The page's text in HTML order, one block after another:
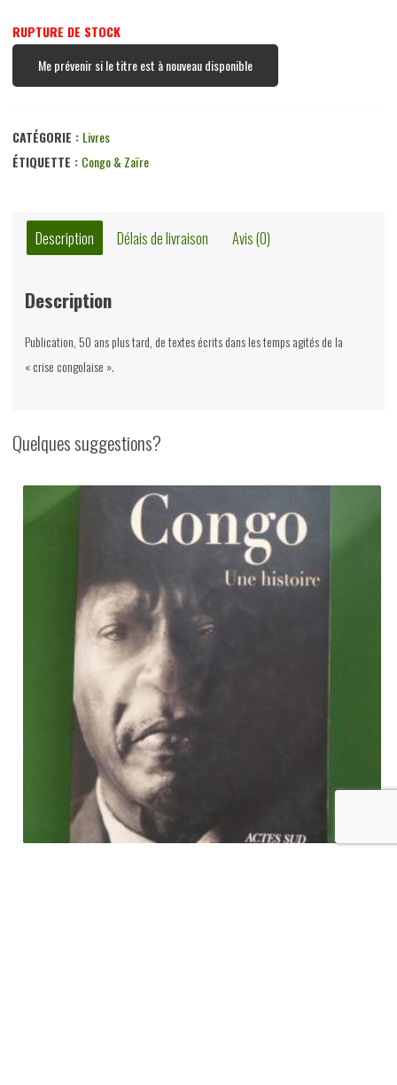
RUPTURE DE STOCK
Me prévenir si le titre est à nouveau disponible
CATÉGORIE : Livres
ÉTIQUETTE : Congo & Zaïre
Description Délais de livraison Avis (0)
Description
Publication, 50 ans plus tard, de textes écrits dans les temps agités de la
« crise congolaise ».
Quelques suggestions?